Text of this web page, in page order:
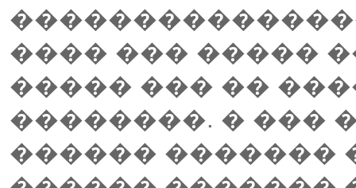
���� ��� �����
����� ��� ��
��������. � ���
������ �������